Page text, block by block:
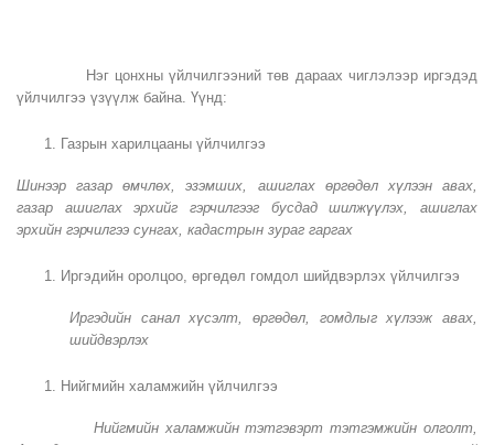
Нэг цонхны үйлчилгээний төв дараах чиглэлээр иргэдэд
үйлчилгээ үзүүлж байна. Үүнд:
Газрын харилцааны үйлчилгээ
Шинээр газар өмчлөх, эзэмших, ашиглах өргөдөл хүлээн авах,
газар ашиглах эрхийг гэрчилгээг бусдад шилжүүлэх, ашиглах
эрхийн гэрчилгээ сунгах, кадастрын зураг гаргах
Иргэдийн оролцоо, өргөдөл гомдол шийдвэрлэх үйлчилгээ
Иргэдийн санал хүсэлт, өргөдөл, гомдлыг хүлээж авах,
шийдвэрлэх
Нийгмийн халамжийн үйлчилгээ
Нийгмийн халамжийн тэтгэвэрт тэтгэмжийн олголт,